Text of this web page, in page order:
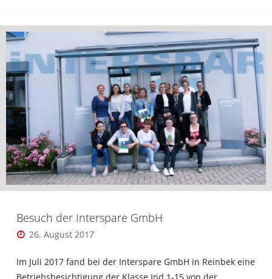
2.0"
Besuch der Interspare GmbH
26. August 2017
Im Juli 2017 fand bei der Interspare GmbH in Reinbek eine